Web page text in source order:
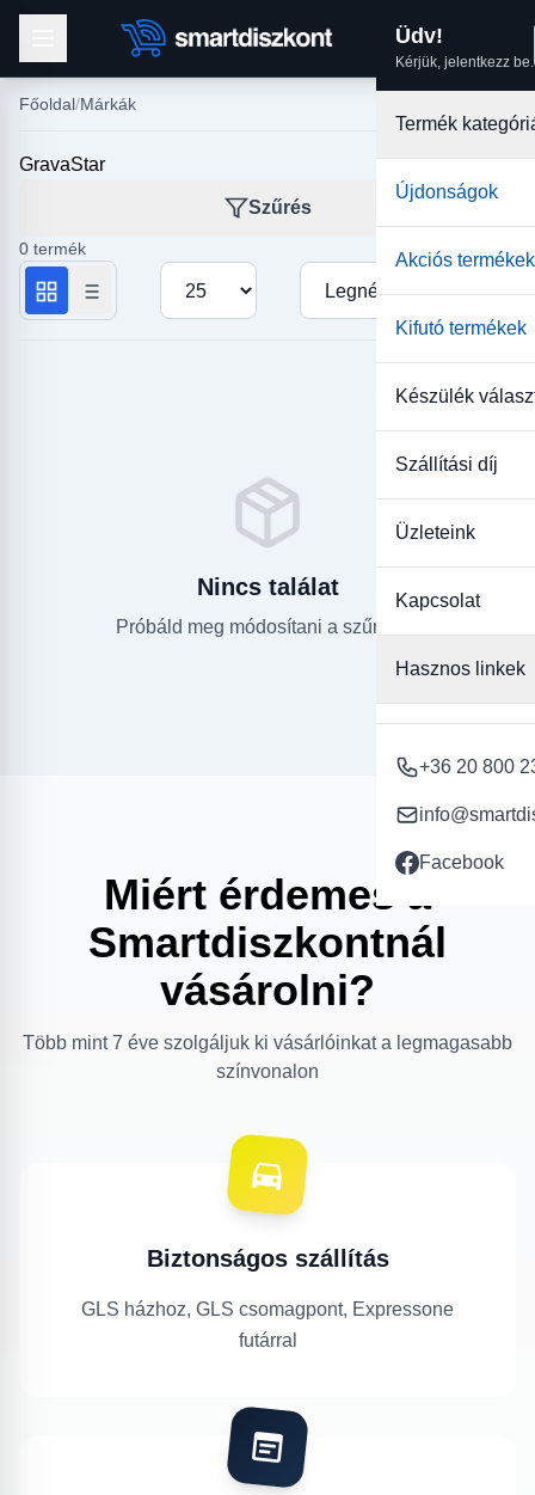
Üdv!
Kérjük, jelentkezz be.
Termék
Újdonságok
Akciós termékek
Kifutó termékek
Készülék
Szállítási díj
Üzleteink
Kapcsolat
Hasznos linkek
+36 20 800
Facebook
Főoldal Márkák
GravaStar
Szűrés
0 termék
Termékek száma oldalanként
Rendezés
Nincs találat
Próbáld meg módosítani a szűrőket.
Miért érdemes a
Smartdiszkontnál
vásárolni?
Több mint 7 éve szolgáljuk ki vásárlóinkat a legmagasabb
színvonalon
Biztonságos szállítás
GLS házhoz, GLS csomagpont, Expressone
futárral